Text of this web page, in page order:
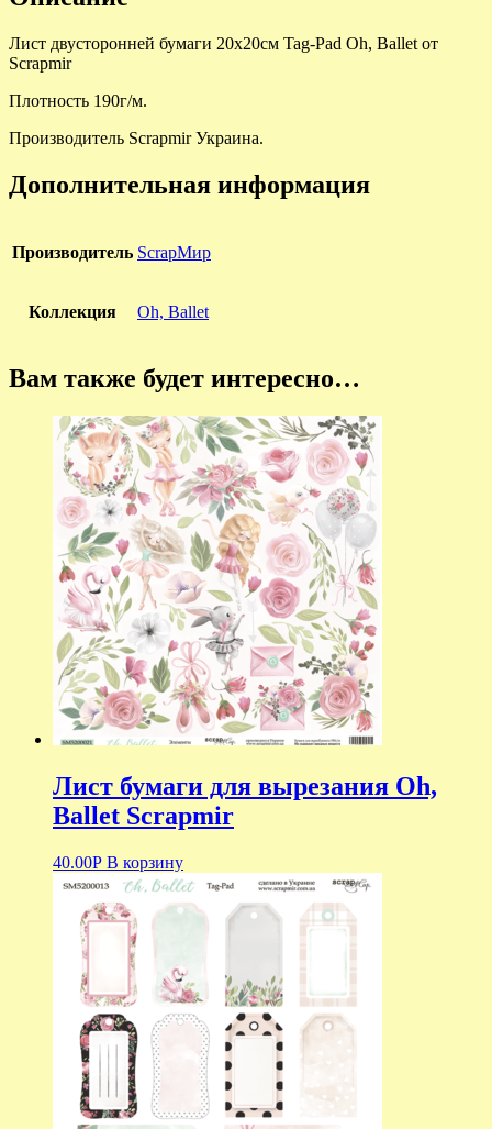
Лист двусторонней бумаги 20х20см Tag-Pad Oh, Ballet от
Scrapmir
Плотность 190г/м.
Производитель Scrapmir Украина.
Дополнительная информация
Производитель ScrapМир
Коллекция Oh, Ballet
Вам также будет интересно…
Лист бумаги для вырезания Oh,
Ballet Scrapmir
40.00Р В корзину